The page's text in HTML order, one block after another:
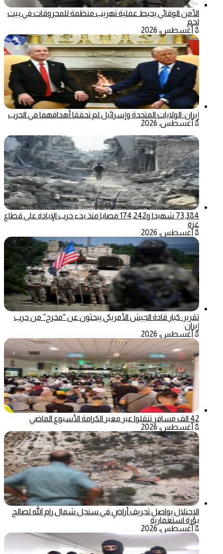
الأمن الوقائي يحبط عملية تهريب منظمة للمحروقات في بيت
لحم
8 أغسطس، 2026
إيران: الولايات المتحدة وإسرائيل لم تحققا أهدافهما في الحرب
8 أغسطس، 2026
73,384 شهيدا و174,242 مصابا منذ بدء حرب الإبادة على قطاع
غزة
8 أغسطس، 2026
تقرير: كبار قادة الجيش الأمريكي يبحثون عن “مخرج” من حرب
إيران
8 أغسطس، 2026
42 الف مسافر تنقلوا عبر معبر الكرامة الأسبوع الماضي
8 أغسطس، 2026
الاحتلال يواصل تجريف أراضٍ في سنجل شمال رام الله لصالح
بؤرة استعمارية
8 أغسطس، 2026